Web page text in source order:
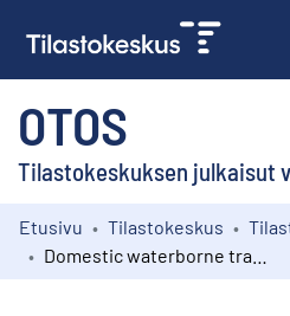
OTOS
Tilastokeskuksen julkaisut
Kokoelmat
Etusivu Tilastokeskus